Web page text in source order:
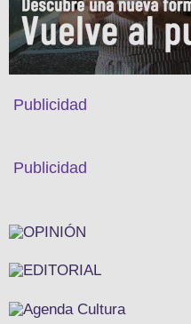
Publicidad
Publicidad